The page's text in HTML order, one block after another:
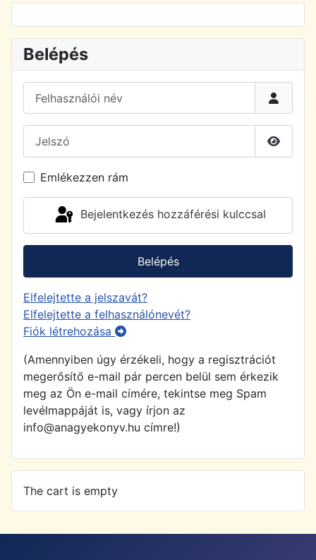
Belépés
Felhasználói név
Jelszó
Emlékezzen rám
Bejelentkezés hozzáférési kulccsal
Belépés
Elfelejtette a jelszavát?
Elfelejtette a felhasználónevét?
Fiók létrehozása
(Amennyiben úgy érzékeli, hogy a regisztrációt
megerősítő e-mail pár percen belül sem érkezik
meg az Ön e-mail címére, tekintse meg Spam
levélmappáját is, vagy írjon az
info@anagyekonyv.hu címre!)
The cart is empty